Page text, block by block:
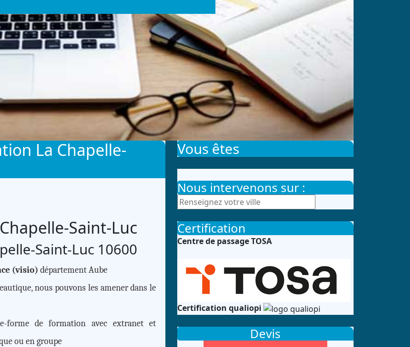
La Chapelle-
Saint-Luc
Saint-Luc 10600
(visio) département Aube
nous pouvons les amener dans le
forme de formation avec extranet et
ou en groupe
Vous êtes
Nous intervenons sur :
Certification
Centre de passage TOSA
Certification qualiopi
Devis